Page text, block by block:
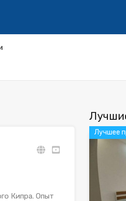
Кипра. Опыт
Лучшее